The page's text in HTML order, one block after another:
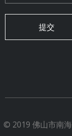
© 2019 佛山市南